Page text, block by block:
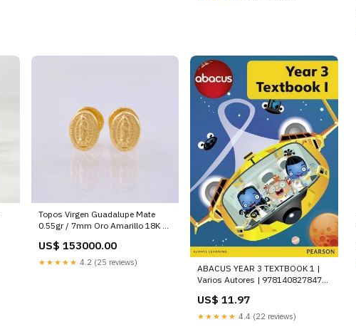
Topos Virgen Guadalupe Mate
0.55gr / 7mm Oro Amarillo 18K *
US$ 153000.00
★★★★★ 4.2 (25 reviews)
ABACUS YEAR 3 TEXTBOOK 1 |
Varios Autores | 9781408278475
FOTOGRAFIA EROTICA Y DE
DESNUDOS
US$ 11.97
★★★★★ 4.4 (22 reviews)